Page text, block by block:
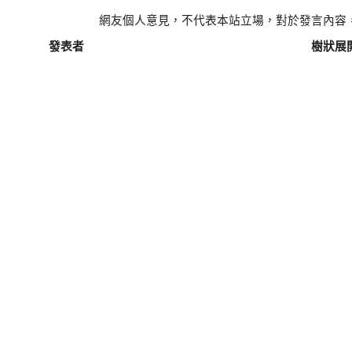
網友個人意見，不代表本站立場，對於發言內容
發表者
樹狀展